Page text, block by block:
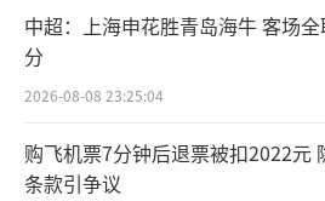
中超：上海申花胜青岛海牛 客场全
分
2026-08-08 23:25:04
购飞机票7分钟后退票被扣2022元
条款引争议